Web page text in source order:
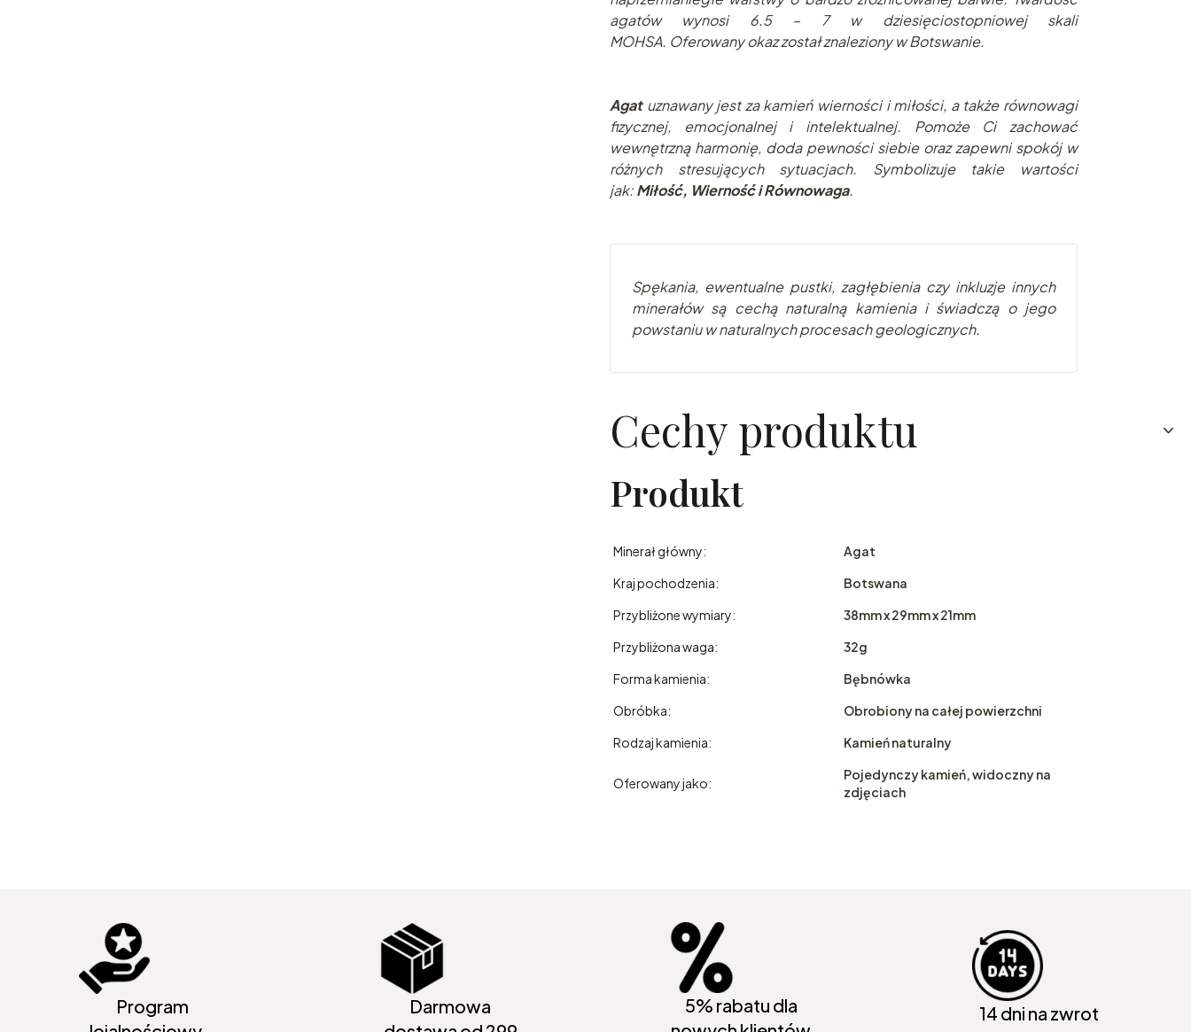
agatów wynosi 6.5 – 7 w dziesięciostopniowej skali
MOHSA. Oferowany okaz został znaleziony w Botswanie.
Agatuznawany jest za kamień wierności i miłości, a także równowagi
fizycznej, emocjonalnej i intelektualnej. Pomoże Ci zachować
wewnętrzną harmonię, doda pewności siebie oraz zapewni spokój w
różnych stresujących sytuacjach. Symbolizuje takie wartości
jak:Miłość, Wierność i Równowaga.
Spękania, ewentualne pustki, zagłębienia czy inkluzje innych
minerałów są cechą naturalną kamienia i świadczą o jego
powstaniu w naturalnych procesach geologicznych.
Cechy produktu
Produkt
Minerał główny:
Agat
Kraj pochodzenia:
Botswana
Przybliżone wymiary:
38mm x 29mm x 21mm
Przybliżona waga:
32g
Forma kamienia:
Bębnówka
Obróbka:
Obrobiony na całej powierzchni
Rodzaj kamienia:
Kamień naturalny
Oferowany jako:
Pojedynczy kamień, widoczny na
zdjęciach
Program
Darmowa
5% rabatu dla
14 dni na zwrot